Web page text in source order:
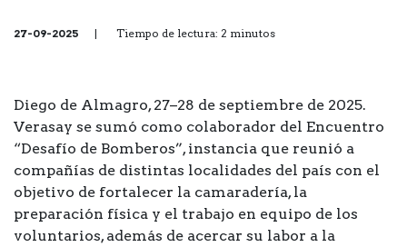
27-09-2025 | Tiempo de lectura: 2 minutos
Diego de Almagro, 27–28 de septiembre de 2025.
Verasay se sumó como colaborador del Encuentro
“Desafío de Bomberos”, instancia que reunió a
compañías de distintas localidades del país con el
objetivo de fortalecer la camaradería, la
preparación física y el trabajo en equipo de los
voluntarios, además de acercar su labor a la